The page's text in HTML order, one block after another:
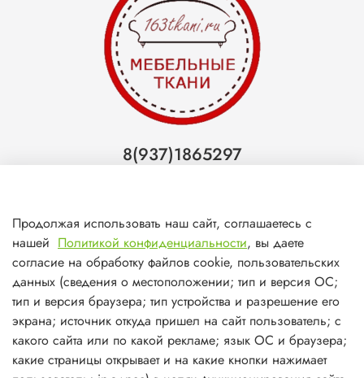
8(937)1865297
Самара (ТЦ МегаМебель)
8(927)7360008
Самара (ст.м. Победа)
Продолжая использовать наш сайт, соглашаетесь с
нашей Политикой конфиденциальности, вы даете
согласие на обработку файлов cookie, пользовательских
данных (сведения о местоположении; тип и версия ОС;
тип и версия браузера; тип устройства и разрешение его
экрана; источник откуда пришел на сайт пользователь; с
какого сайта или по какой рекламе; язык ОС и браузера;
какие страницы открывает и на какие кнопки нажимает